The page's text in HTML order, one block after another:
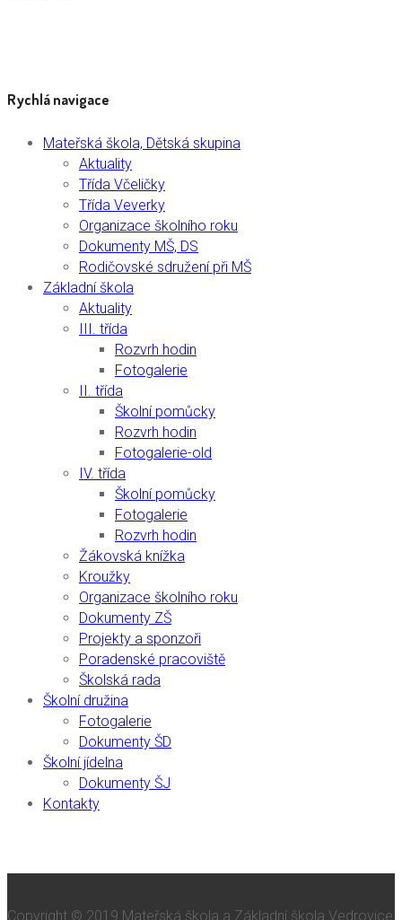
Rychlá navigace
Mateřská škola, Dětská skupina
Aktuality
Třída Včeličky
Třída Veverky
Organizace školního roku
Dokumenty MŠ, DS
Rodičovské sdružení při MŠ
Základní škola
Aktuality
III. třída
Rozvrh hodin
Fotogalerie
II. třída
Školní pomůcky
Rozvrh hodin
Fotogalerie-old
IV. třída
Školní pomůcky
Fotogalerie
Rozvrh hodin
Žákovská knížka
Kroužky
Organizace školního roku
Dokumenty ZŠ
Projekty a sponzoři
Poradenské pracoviště
Školská rada
Školní družina
Fotogalerie
Dokumenty ŠD
Školní jídelna
Dokumenty ŠJ
Kontakty
Copyright © 2019 Mateřská škola a Základní škola Vedrovice